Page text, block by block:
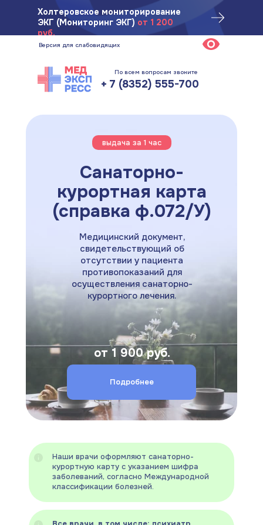
Холтеровское мониторирование
ЭКГ (Мониторинг ЭКГ) от 1 200
руб.
Версия для слабовидящих
Ул. Ярмарочная, 1/25, 2 этаж
По всем вопросам звоните
+ 7 (8352) 555-700
Санаторно-курортная
карта (справка ф.072/
Подробнее
Медицинский документ,
свидетельствующий об
отсутствии у пациента
противопоказаний для
осуществления санаторно-
курортного лечения.
выдача за 1 час
от 1 900 руб.
Санаторно-
курортная карта
(справка ф.072/У)
Наши врачи оформляют санаторно-
курортную карту с указанием шифра
заболеваний, согласно Международной
классификации болезней.